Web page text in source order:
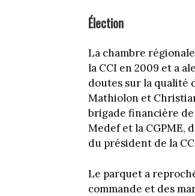
Élection
La chambre
la CCI en 2009 et a
doutes sur la qualité
Mathiolon et
brigade financière de
Medef et la CGPME,
du président de la
Le parquet a
commande et des